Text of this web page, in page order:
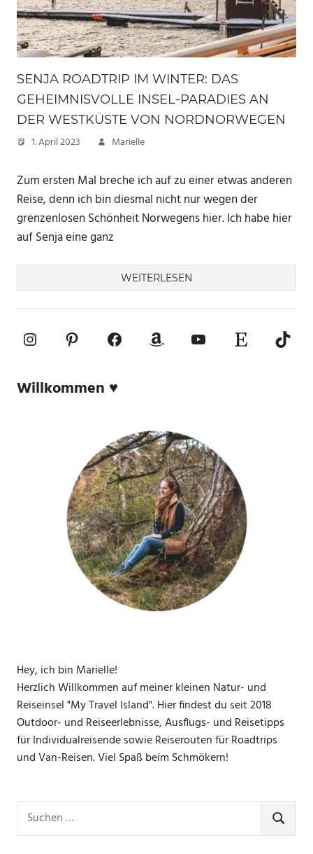
SENJA ROADTRIP IM WINTER: DAS
GEHEIMNISVOLLE INSEL-PARADIES AN
DER WESTKÜSTE VON NORDNORWEGEN
1. April 2023 Marielle
Zum ersten Mal breche ich auf zu einer etwas anderen
Reise, denn ich bin diesmal nicht nur wegen der
grenzenlosen Schönheit Norwegens hier. Ich habe hier
auf Senja eine ganz
WEITERLESEN
InstagramPinterestFacebookAmazonYouTube
Etsy-Shop
Willkommen ♥
Hey, ich bin Marielle!
Herzlich Willkommen auf meiner kleinen Natur- und
Reiseinsel "My Travel Island". Hier findest du seit 2018
Outdoor- und Reiseerlebnisse, Ausflugs- und Reisetipps
für Individualreisende sowie Reiserouten für Roadtrips
und Van-Reisen. Viel Spaß beim Schmökern!
nach:
SUCHEN